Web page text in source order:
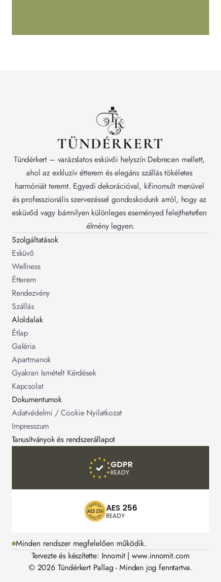
TÜNDÉRKERT
Tündérkert – varázslatos esküvői helyszín Debrecen mellett,
ahol az exkluzív étterem és elegáns szállás tökéletes
harmóniát teremt. Egyedi dekorációval, kifinomult menüvel
és professzionális szervezéssel gondoskodunk arról, hogy az
esküvőd vagy bármilyen különleges eseményed felejthetetlen
élmény legyen.
Tanusítványok és rendszerállapot
GDPR
READY
AES 256
READY
Minden rendszer megfelelően működik.
Szolgáltatások
Esküvő
Wellness
Étterem
Rendezvény
Szállás
Aloldalak
Étlap
Galéria
Apartmanok
Gyakran Ismételt Kérdések
Kapcsolat
Dokumentumok
Adatvédelmi / Cookie Nyilatkozat
Impresszum
Tervezte és készítette: Innomit | www.innomit.com
© 2026 Tündérkert Pallag - Minden jog fenntartva.